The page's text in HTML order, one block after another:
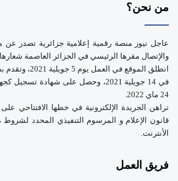
من نحن؟
عاجل نيوز منصة رقمية إعلامية جزائرية تصدر عن
والإتصال مقرها الرئيسي في الجزائر العاصمة
انطلق الموقع في
في 14 جويلية 2021، وحصل على شهادة
24 ماي 2022.
تراهن الجريدة الإلكترونية في خطها الافتتاحي
قانون الإعلام و المرسوم التنفيذي المحدد
الأنترنت.
فريق العمل